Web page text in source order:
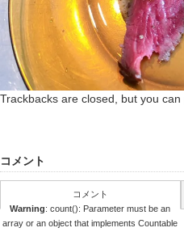
Trackbacks are closed, but you can
コメント
コメント
Warning: count(): Parameter must be an
array or an object that implements Countable